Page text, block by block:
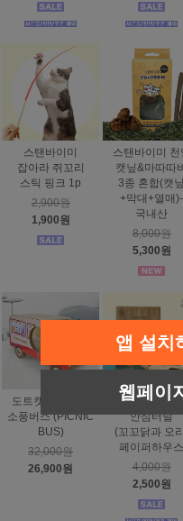
스탠바이미
잡아라 쥐꼬리
스틱 핑크 1p
2,900원
1,900원
스탠바이미 천
캣닢&마따따비
3종 혼합(캣닢
+막대+열매)-
국내산
8,000원
5,300원
도트캣 스크래처
소풍버스 (PICNIC
BUS)
32,000원
26,900원
스탠바이미
안심터널
(꼬꼬닭과 오
페이퍼하우스
4,000원
2,500원
앱 설치
웹페이